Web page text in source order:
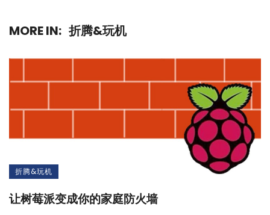
MORE IN: 折腾&玩机
折腾&玩机
让树莓派变成你的家庭防火墙